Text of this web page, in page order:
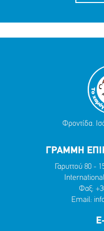
Φροντίδα.
ΓΡΑΜΜΗ
Γαρυττού 80 -
Φαξ:
Email: